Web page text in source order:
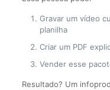
Gravar um vídeo
planilha
Criar um PDF
Vender esse
Resultado? Um